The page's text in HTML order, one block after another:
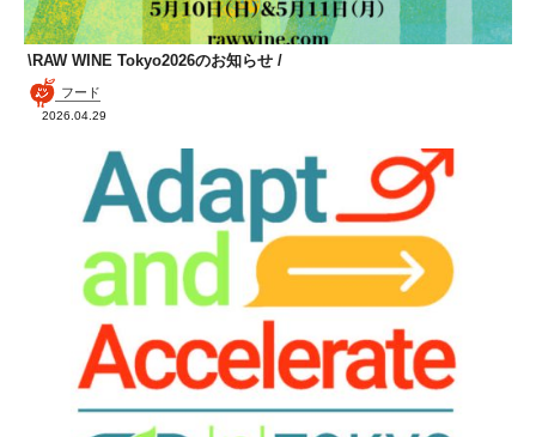
\RAW WINE Tokyo2026のお知らせ /
フード
2026.04.29